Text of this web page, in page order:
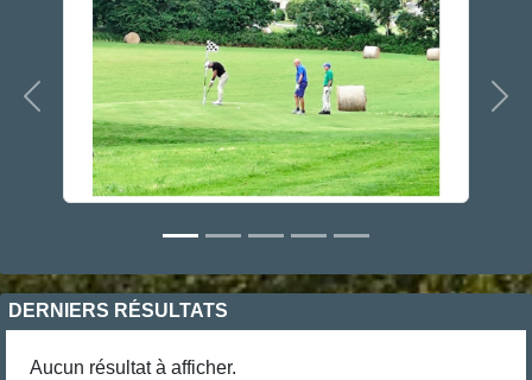
Précedent
DERNIERS RÉSULTATS
Aucun résultat à afficher.